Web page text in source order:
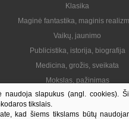
Klasika
Maginė fantastika, maginis
Vaikų, jaunimo
Publicistika, istorija, biografija
Medicina, grožis, sveikata
Mokslas, pažinimas
Praktinė, gyvenimo būdas
Lietuvių autoriai
naudoja slapukus (angl. cookies).
tikslais.
kad šiems tikslams būtų